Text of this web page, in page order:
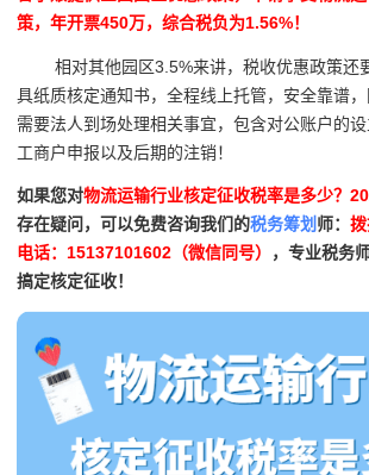
策，年开票450万，综合税负为1.56%！
相对其他园区3.5%来讲，税收优惠政策还
具纸质核定通知书，全程线上托管，安全靠谱
需要法人到场处理相关事宜，包含对公账户的
工商户申报以及后期的注销！
如果您对物流运输行业核定征收税率是多少？
存在疑问，可以免费咨询我们的税务筹划 师：
电话：15137101602（微信同号）
，专业税务
搞定核定征收！